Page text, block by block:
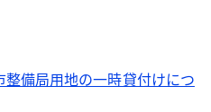
備局用地の一時貸付けにつ